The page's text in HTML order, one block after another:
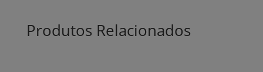
Produtos Relacionados